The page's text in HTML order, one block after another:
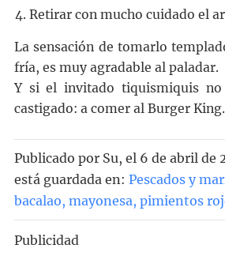
Retirar con mucho cuidado el
La sensación de tomarlo
fría, es muy agradable al paladar.
Y si el invitado tiquismiquis no
castigado: a comer al Burger King.
Publicado por Su, el 6 de abril de
está guardada en: Pescados y
bacalao, mayonesa, pimientos
Publicidad